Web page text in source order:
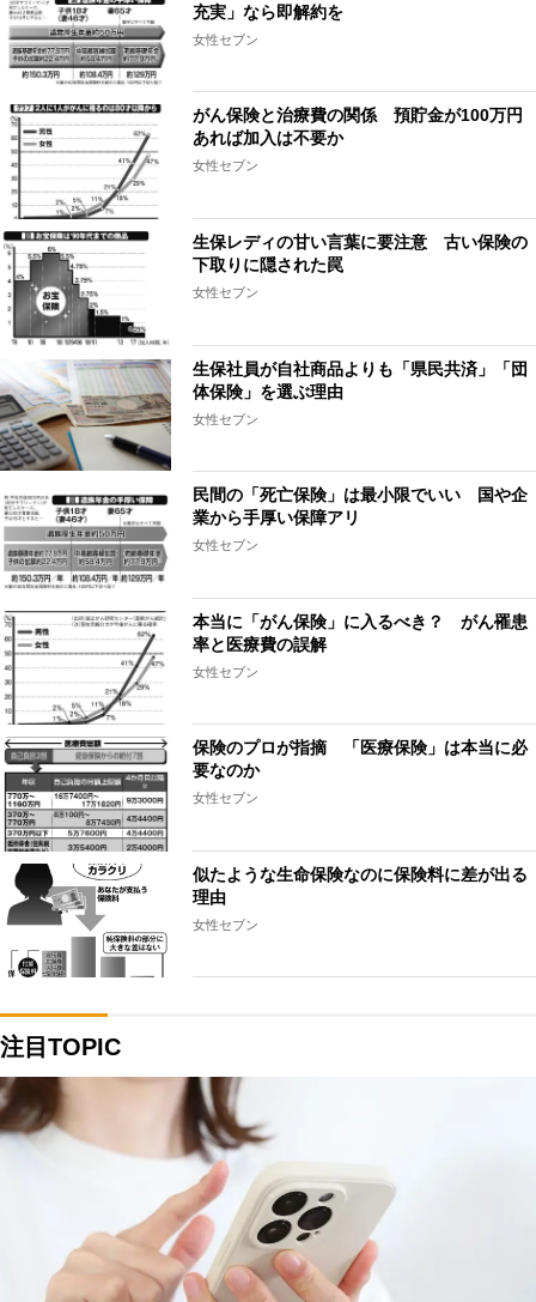
充実」なら即解約を
女性セブン
がん保険と治療費の関係 預貯金が100万円
あれば加入は不要か
女性セブン
生保レディの甘い言葉に要注意 古い保険の
下取りに隠された罠
女性セブン
生保社員が自社商品よりも「県民共済」「団
体保険」を選ぶ理由
女性セブン
民間の「死亡保険」は最小限でいい 国や企
業から手厚い保障アリ
女性セブン
本当に「がん保険」に入るべき？ がん罹患
率と医療費の誤解
女性セブン
保険のプロが指摘 「医療保険」は本当に必
要なのか
女性セブン
似たような生命保険なのに保険料に差が出る
理由
女性セブン
注目TOPIC